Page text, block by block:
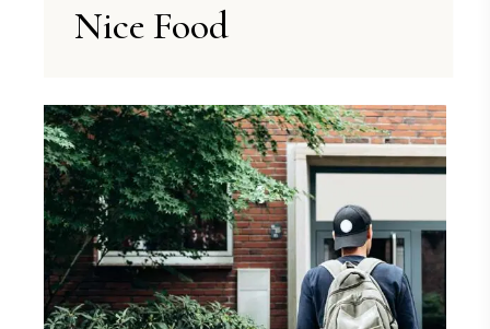
Nice Food